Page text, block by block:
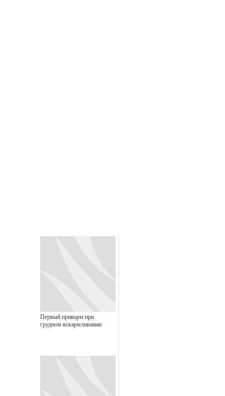
Первый прикорм при
грудном вскармливании